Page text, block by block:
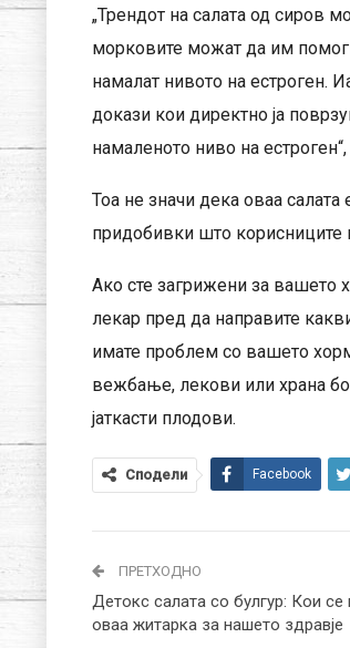
„Трендот на салата од сиров
морковите можат да им
намалат нивото на естроген.
докази кои директно ја
намаленото ниво на
Тоа не значи дека оваа
придобивки што корисниците
Ако сте загрижени за вашето
лекар пред да направите
имате проблем со вашето
вежбање, лекови или храна
јаткасти плодови.
Сподели Facebook
ПРЕТХОДНО
Детокс салата со булгур: Кои се
оваа житарка за нашето здравје